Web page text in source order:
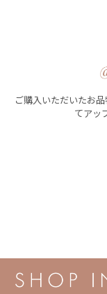
ご購入いただいたお
てアッ